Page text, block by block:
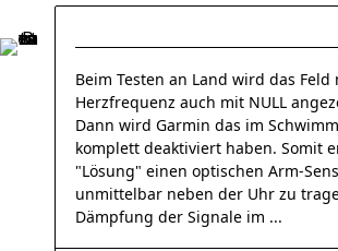
Beim Testen an Land wird das
Herzfrequenz auch mit NULL
Dann wird Garmin das im
komplett deaktiviert haben. Somit
"Lösung" einen optischen Arm-
unmittelbar neben der Uhr zu
Dämpfung der Signale im ...